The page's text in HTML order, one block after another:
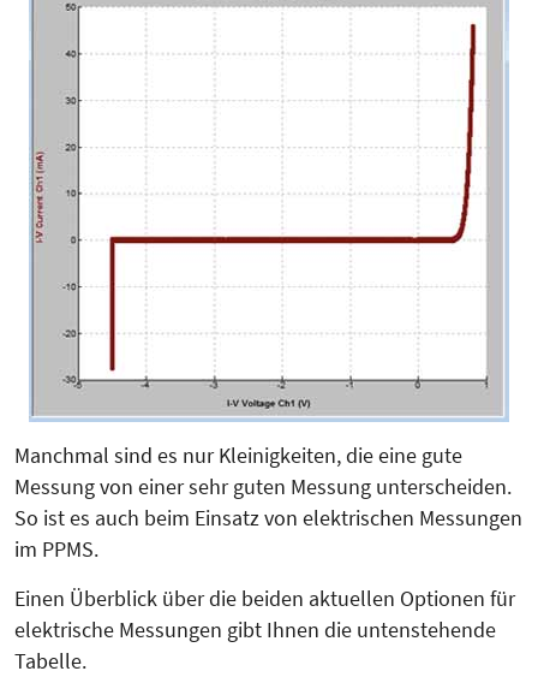
Manchmal sind es nur Kleinigkeiten, die eine gute
Messung von einer sehr guten Messung unterscheiden.
So ist es auch beim Einsatz von elektrischen Messungen
im PPMS.
Einen Überblick über die beiden aktuellen Optionen für
elektrische Messungen gibt Ihnen die untenstehende
Tabelle.